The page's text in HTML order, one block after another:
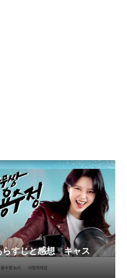
すじと感想 キャス